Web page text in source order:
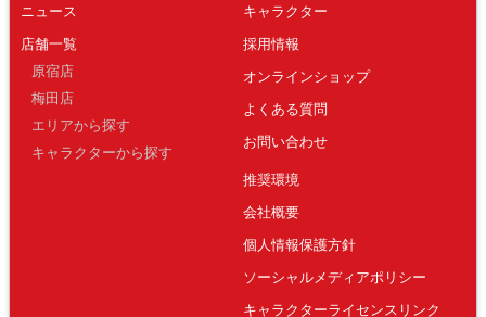
ニュース
店舗一覧
原宿店
梅田店
エリアから探す
キャラクターから探す
キャラクター
採用情報
オンラインショップ
よくある質問
お問い合わせ
推奨環境
会社概要
個人情報保護方針
ソーシャルメディアポリシー
キャラクターライセンスリンク